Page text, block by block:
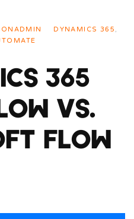
DYNAMICS 365 ,
365
VS.
FLOW